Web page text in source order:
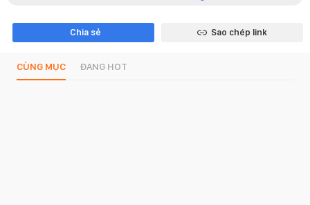
Chia sẻ Sao chép link
CÙNG MỤC ĐANG HOT